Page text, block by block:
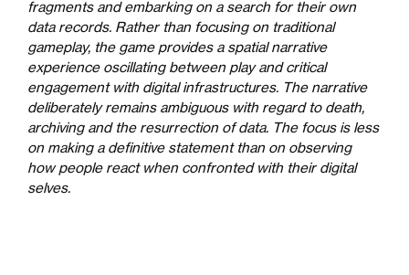
fragments and embarking on a search for their own
data records. Rather than focusing on traditional
gameplay, the game provides a spatial narrative
experience oscillating between play and critical
engagement with digital infrastructures. The narrative
deliberately remains ambiguous with regard to death,
archiving and the resurrection of data. The focus is less
on making a definitive statement than on observing
how people react when confronted with their digital
selves.